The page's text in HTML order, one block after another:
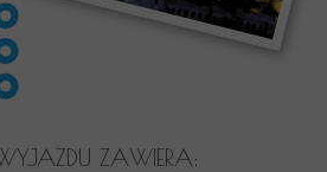
ZAWIERA: